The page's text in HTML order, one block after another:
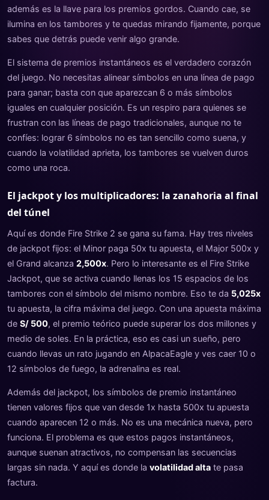
además es la llave para los premios gordos. Cuando cae, se
ilumina en los tambores y te quedas mirando fijamente, porque
sabes que detrás puede venir algo grande.
El sistema de premios instantáneos es el verdadero corazón
del juego. No necesitas alinear símbolos en una línea de pago
para ganar; basta con que aparezcan 6 o más símbolos
iguales en cualquier posición. Es un respiro para quienes se
frustran con las líneas de pago tradicionales, aunque no te
confíes: lograr 6 símbolos no es tan sencillo como suena, y
cuando la volatilidad aprieta, los tambores se vuelven duros
como una roca.
El jackpot y los multiplicadores: la zanahoria al final
del túnel
Aquí es donde Fire Strike 2 se gana su fama. Hay tres niveles
de jackpot fijos: el Minor paga 50x tu apuesta, el Major 500x y
el Grand alcanza 2,500x. Pero lo interesante es el Fire Strike
Jackpot, que se activa cuando llenas los 15 espacios de los
tambores con el símbolo del mismo nombre. Eso te da 5,025x
tu apuesta, la cifra máxima del juego. Con una apuesta máxima
de S/ 500, el premio teórico puede superar los dos millones y
medio de soles. En la práctica, eso es casi un sueño, pero
cuando llevas un rato jugando en AlpacaEagle y ves caer 10 o
12 símbolos de fuego, la adrenalina es real.
Además del jackpot, los símbolos de premio instantáneo
tienen valores fijos que van desde 1x hasta 500x tu apuesta
cuando aparecen 12 o más. No es una mecánica nueva, pero
funciona. El problema es que estos pagos instantáneos,
aunque suenan atractivos, no compensan las secuencias
largas sin nada. Y aquí es donde la volatilidad alta te pasa
factura.